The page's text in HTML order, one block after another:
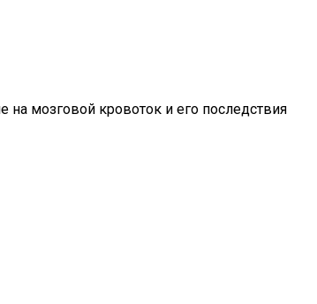
на мозговой кровоток и его последствия